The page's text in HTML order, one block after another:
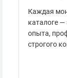
Каждая
каталоге —
опыта,
строгого